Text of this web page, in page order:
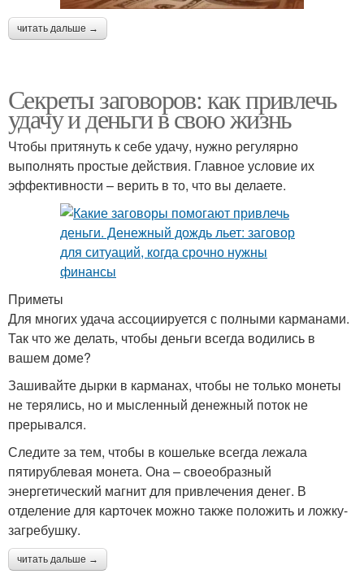
читать дальше →
Секреты заговоров: как привлечь
удачу и деньги в свою жизнь
Чтобы притянуть к себе удачу, нужно регулярно
выполнять простые действия. Главное условие их
эффективности – верить в то, что вы делаете.
Приметы
Для многих удача ассоциируется с полными карманами.
Так что же делать, чтобы деньги всегда водились в
вашем доме?
Зашивайте дырки в карманах, чтобы не только монеты
не терялись, но и мысленный денежный поток не
прерывался.
Следите за тем, чтобы в кошельке всегда лежала
пятирублевая монета. Она – своеобразный
энергетический магнит для привлечения денег. В
отделение для карточек можно также положить и ложку-
загребушку.
читать дальше →